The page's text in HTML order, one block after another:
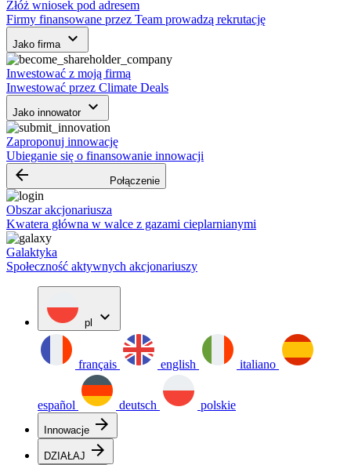
Złóż wniosek pod adresem
Firmy finansowane przez Team prowadzą rekrutację
Jako firma keyboard_arrow_down
Inwestować z moją firmą
Inwestować przez Climate Deals
Jako innowator keyboard_arrow_down
Zaproponuj innowację
Ubieganie się o finansowanie innowacji
arrow_backward Połączenie
Obszar akcjonariusza
Kwatera główna w walce z gazami cieplarnianymi
Galaktyka
Społeczność aktywnych akcjonariuszy
pl expand_more
français english italiano
español deutsch polskie
Innowacje arrow_forward
DZIAŁAJ arrow_forward